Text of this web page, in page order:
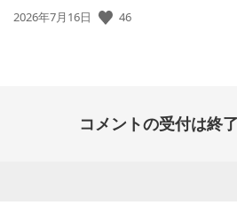
公
2026年7月16日 46
コメントの受付は終